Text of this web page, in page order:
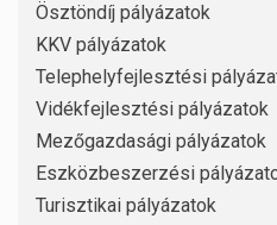
Ösztöndíj pályázatok
KKV pályázatok
Telephelyfejlesztési
Vidékfejlesztési pályázatok
Mezőgazdasági pályázatok
Eszközbeszerzési
Turisztikai pályázatok